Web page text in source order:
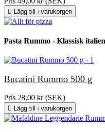
 Lägg till i varukorgen
Pasta Rummo - Klassisk
Bucatini Rummo 500 g
Pris 28,00 kr (SEK)
 Lägg till i varukorgen